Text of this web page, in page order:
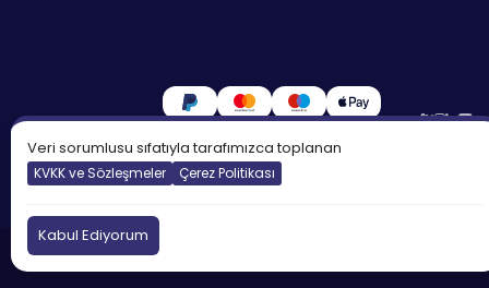
©2026Atakdomain
Veri sorumlusu sıfatıyla tarafımızca toplanan
KVKK ve Sözleşmeler Çerez Politikası
Kabul Ediyorum